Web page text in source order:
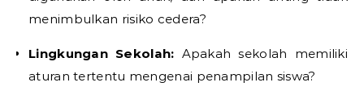
menimbulkan risiko cedera?
Lingkungan Sekolah: Apakah sekolah memiliki
aturan tertentu mengenai penampilan siswa?